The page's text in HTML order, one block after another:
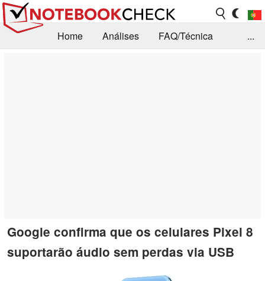
Home Análises
FAQ/Técnica
...
Google confirma que os celulares Pixel 8
suportarão áudio sem perdas via USB